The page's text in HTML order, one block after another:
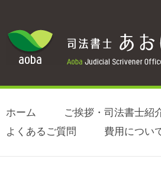
ホーム ご挨拶・司法書士紹
よくあるご質問
費用につい